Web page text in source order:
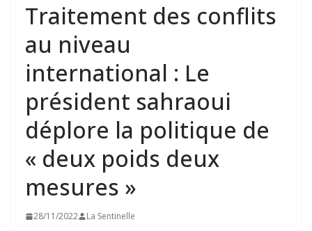
Traitement des conflits
au niveau
international : Le
président sahraoui
déplore la politique de
« deux poids deux
mesures »
28/11/2022 La Sentinelle